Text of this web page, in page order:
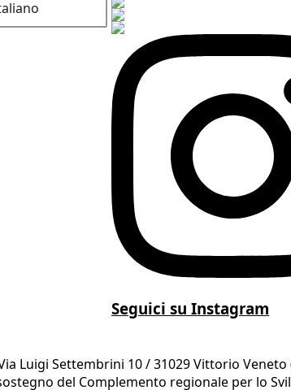
Seguici su Instagram
Luigi Settembrini 10 / 31029 Vittorio Veneto
del Complemento regionale per lo